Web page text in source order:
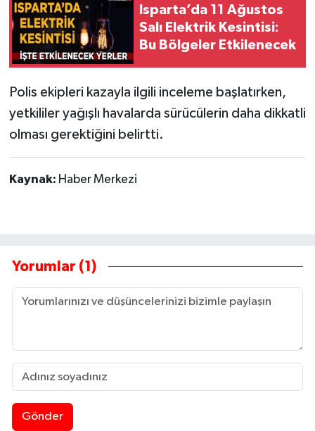
Isparta’da 11 Ağustos
Salı Elektrik Kesintisi:
Bu Bölgeler Etkilenecek
Polis ekipleri kazayla ilgili inceleme başlatırken,
yetkililer yağışlı havalarda sürücülerin daha dikkatli
olması gerektiğini belirtti.
Kaynak: Haber Merkezi
Yorumlar (1)
Gönder